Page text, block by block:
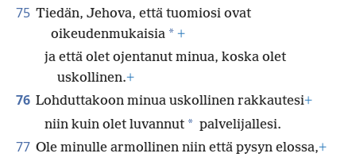
75 Tiedän, Jehova, että tuomiosi ovat
oikeudenmukaisia * +
ja että olet ojentanut minua, koska olet
uskollinen.+
76 Lohduttakoon minua uskollinen rakkautesi+
niin kuin olet luvannut * palvelijallesi.
77 Ole minulle armollinen niin että pysyn elossa,+